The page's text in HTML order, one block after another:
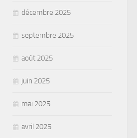
décembre 2025
septembre 2025
août 2025
juin 2025
mai 2025
avril 2025